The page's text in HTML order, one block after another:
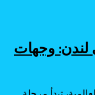
لندن: وجهات